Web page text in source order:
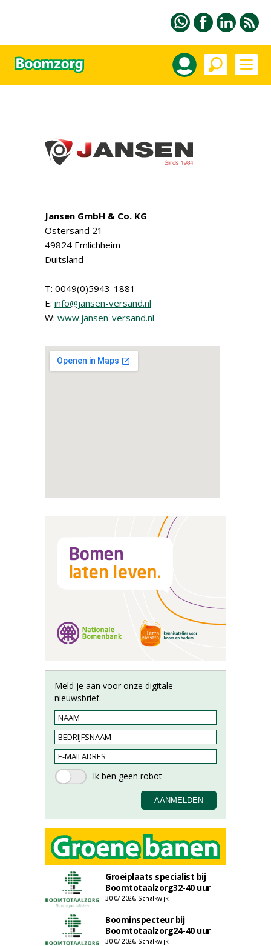
Jansen GmbH & Co. KG
Ostersand 21
49824 Emlichheim
Duitsland
T: 0049(0)5943-1881
E: info@jansen-versand.nl
W: www.jansen-versand.nl
Meld je aan voor onze digitale
nieuwsbrief.
Groeiplaats specialist bij
Boomtotaalzorg32-40 uur
30-07-2026, Schalkwijk
Boominspecteur bij
Boomtotaalzorg24-40 uur
30-07-2026, Schalkwijk